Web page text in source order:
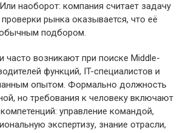
наоборот: компания считает задачу
рынка оказывается, что её
подбором.
часто возникают при поиске Middle-
функций, IT-специалистов и
опытом. Формально должность
но требования к человеку включают
управление командой,
экспертизу, знание отрасли,